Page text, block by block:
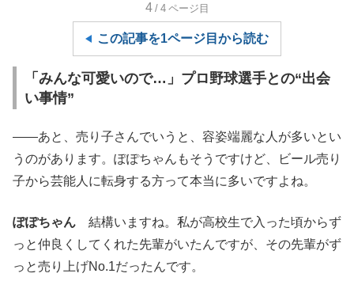
4 /4 ページ目
この記事を1ページ目から読む
「みんな可愛いので…」プロ野球選手との“出会
い事情”
――あと、売り子さんでいうと、容姿端麗な人が多いとい
うのがあります。ぽぽちゃんもそうですけど、ビール売り
子から芸能人に転身する方って本当に多いですよね。
ぽぽちゃん 結構いますね。私が高校生で入った頃からず
っと仲良くしてくれた先輩がいたんですが、その先輩がず
っと売り上げNo.1だったんです。